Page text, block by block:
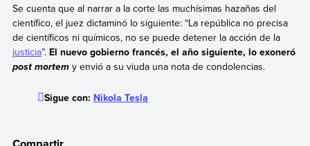
Se cuenta que al narrar a la corte las muchísimas hazañas del
científico, el juez dictaminó lo siguiente: “La república no precisa
de científicos ni químicos, no se puede detener la acción de la
justicia”. El nuevo gobierno francés, el año siguiente, lo exoneró
post mortemy envió a su viuda una nota de condolencias.
Sigue con: Nikola Tesla